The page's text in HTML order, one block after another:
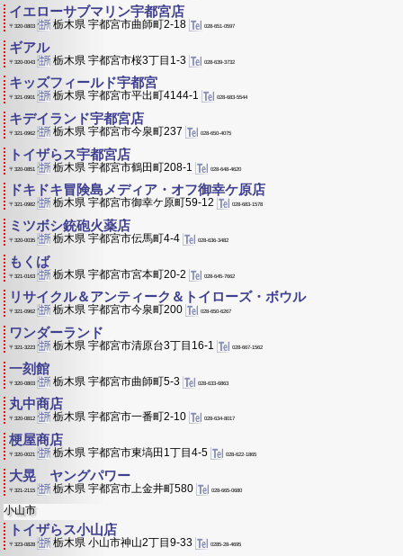
イエローサブマリン宇都宮店
〒320-0803 栃木県 宇都宮市曲師町2-18 028-651-0597
ギアル
〒320-0043 栃木県 宇都宮市桜3丁目1-3 028-639-3732
キッズフィールド宇都宮
〒321-0901 栃木県 宇都宮市平出町4144-1 028-683-5544
キデイランド宇都宮店
〒321-0962 栃木県 宇都宮市今泉町237 028-650-4075
トイザらス宇都宮店
〒320-0851 栃木県 宇都宮市鶴田町208-1 028-648-4620
ドキドキ冒険島メディア・オフ御幸ケ原店
〒321-0982 栃木県 宇都宮市御幸ケ原町59-12 028-683-1578
ミツボシ銃砲火薬店
〒320-0035 栃木県 宇都宮市伝馬町4-4 028-636-3482
もくば
〒321-0163 栃木県 宇都宮市宮本町20-2 028-645-7662
リサイクル＆アンティーク＆トイローズ・ボウル
〒321-0962 栃木県 宇都宮市今泉町200 028-650-6267
ワンダーランド
〒321-3223 栃木県 宇都宮市清原台3丁目16-1 028-667-1562
一刻館
〒320-0803 栃木県 宇都宮市曲師町5-3 028-633-6863
丸中商店
〒320-0812 栃木県 宇都宮市一番町2-10 028-634-8017
梗屋商店
〒320-0021 栃木県 宇都宮市東塙田1丁目4-5 028-622-1865
大晃 ヤングパワー
〒321-2115 栃木県 宇都宮市上金井町580 028-665-0680
小山市
トイザらス小山店
〒323-0828 栃木県 小山市神山2丁目9-33 0285-28-4695